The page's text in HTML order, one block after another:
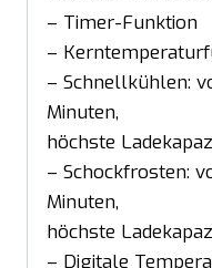
– Timer-Funktion
–
– Schnellkühlen:
Minuten,
höchste
– Schockfrosten:
Minuten,
höchste
– Digitale